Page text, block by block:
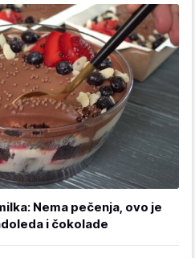
Nema pečenja, ovo je
i čokolade